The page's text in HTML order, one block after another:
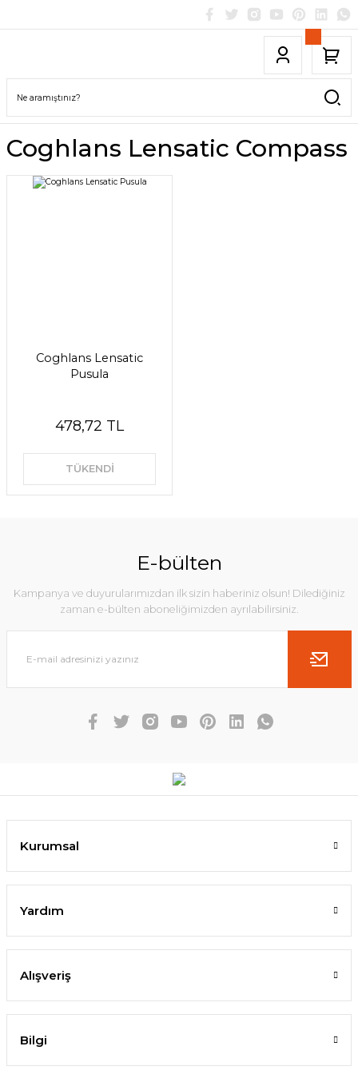
Coghlans Lensatic Compass
Coghlans Lensatic
Pusula
478,72 TL
TÜKENDİ
E-bülten
Kampanya ve duyurularımızdan ilk sizin haberiniz olsun! Dilediğiniz
zaman e-bülten aboneliğimizden ayrılabilirsiniz.
Kurumsal
Yardım
Alışveriş
Bilgi